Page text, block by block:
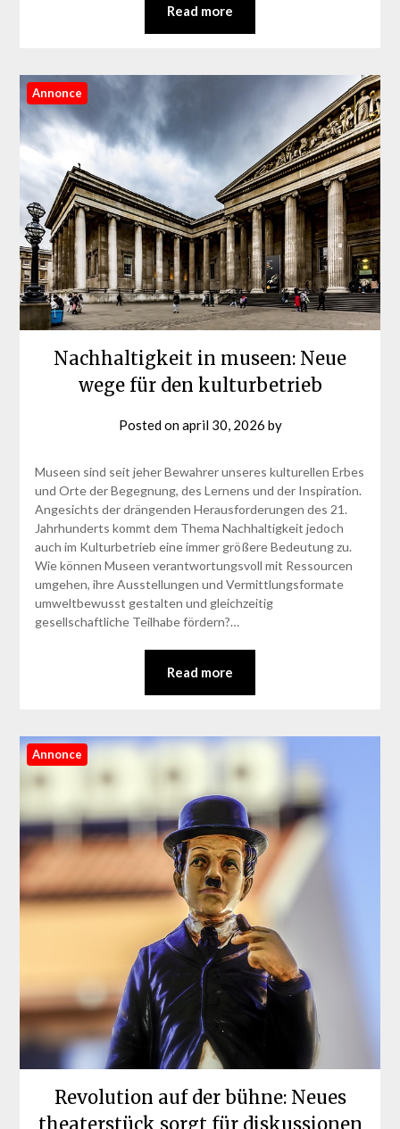
Read more
Annonce
Nachhaltigkeit in museen: Neue
wege für den kulturbetrieb
Posted onapril 30, 2026 by
Museen sind seit jeher Bewahrer unseres kulturellen Erbes
und Orte der Begegnung, des Lernens und der Inspiration.
Angesichts der drängenden Herausforderungen des 21.
Jahrhunderts kommt dem Thema Nachhaltigkeit jedoch
auch im Kulturbetrieb eine immer größere Bedeutung zu.
Wie können Museen verantwortungsvoll mit Ressourcen
umgehen, ihre Ausstellungen und Vermittlungsformate
umweltbewusst gestalten und gleichzeitig
gesellschaftliche Teilhabe fördern?…
Read more
Annonce
Revolution auf der bühne: Neues
theaterstück sorgt für diskussionen